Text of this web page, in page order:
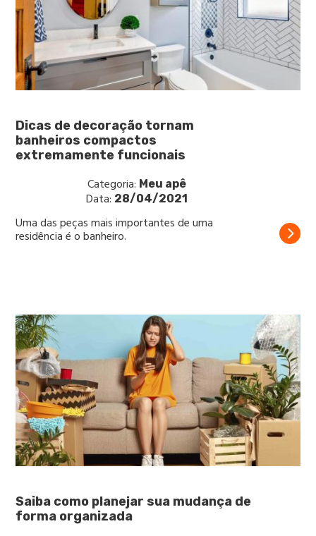
Dicas de decoração tornam
banheiros compactos
extremamente funcionais
Categoria: Meu apê
Data: 28/04/2021
Uma das peças mais importantes de uma
residência é o banheiro.
Saiba como planejar sua mudança de
forma organizada